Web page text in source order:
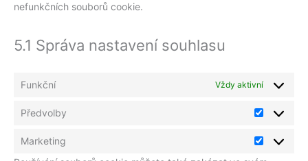
nefunkčních souborů cookie.
5.1 Správa nastavení souhlasu
Funkční Vždy aktivní
Předvolby
Marketing